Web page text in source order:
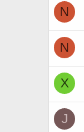
N
N
X
J